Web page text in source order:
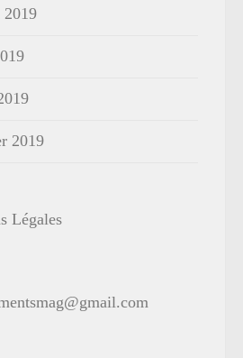
2019
Légales